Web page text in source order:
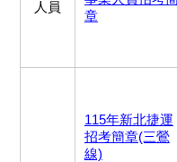
人員
章
115年新北捷運
招考簡章(三鶯
線)